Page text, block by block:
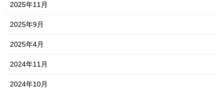
2025年11月
2025年9月
2025年4月
2024年11月
2024年10月